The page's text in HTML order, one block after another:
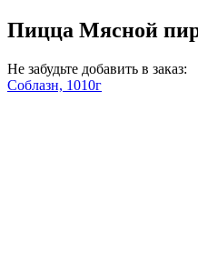
Пицца Мясной
Не забудьте добавить в заказ:
Соблазн, 1010г